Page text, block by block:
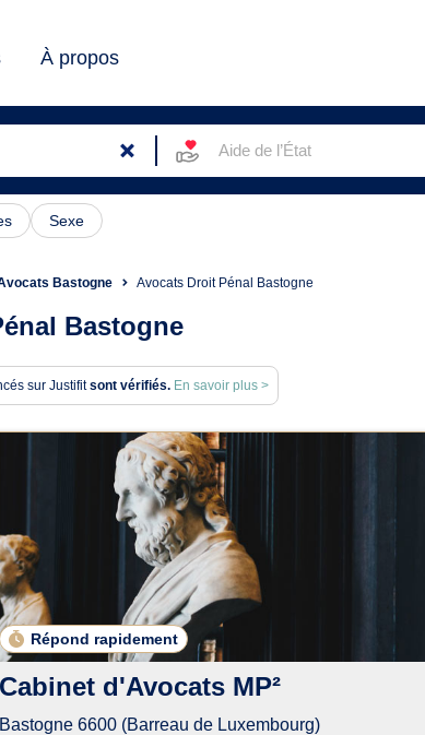
À propos
Aide de l’État
Sexe
Bastogne Avocats Droit Pénal Bastogne
Bastogne
sur Justifitsont vérifiés. En savoir plus >
Pénal à Bastogne
Répond rapidement
Cabinet d'Avocats MP²
Bastogne 6600 (Barreau de Luxembourg)